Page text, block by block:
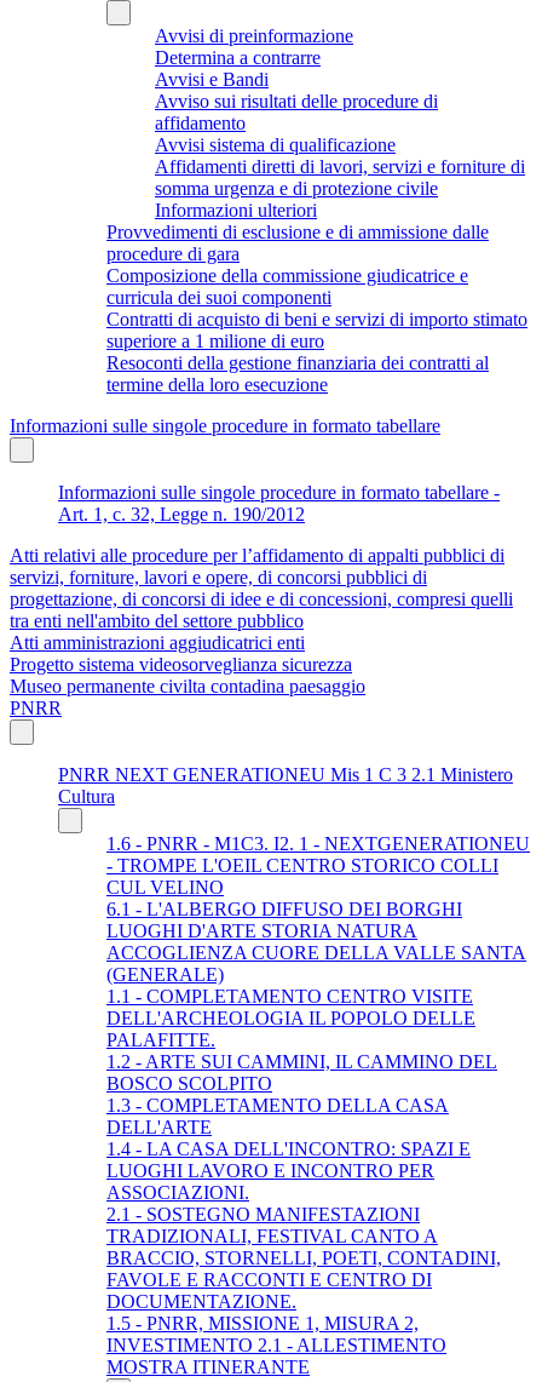
Avvisi di preinformazione
Determina a contrarre
Avvisi e Bandi
Avviso sui risultati delle procedure di
affidamento
Avvisi sistema di qualificazione
Affidamenti diretti di lavori, servizi e forniture di
somma urgenza e di protezione civile
Informazioni ulteriori
Provvedimenti di esclusione e di ammissione dalle
procedure di gara
Composizione della commissione giudicatrice e
curricula dei suoi componenti
Contratti di acquisto di beni e servizi di importo stimato
superiore a 1 milione di euro
Resoconti della gestione finanziaria dei contratti al
termine della loro esecuzione
Informazioni sulle singole procedure in formato tabellare
Informazioni sulle singole procedure in formato tabellare -
Art. 1, c. 32, Legge n. 190/2012
Atti relativi alle procedure per l’affidamento di appalti pubblici di
servizi, forniture, lavori e opere, di concorsi pubblici di
progettazione, di concorsi di idee e di concessioni, compresi quelli
tra enti nell'ambito del settore pubblico
Atti amministrazioni aggiudicatrici enti
Progetto sistema videosorveglianza sicurezza
Museo permanente civilta contadina paesaggio
PNRR
PNRR NEXT GENERATIONEU Mis 1 C 3 2.1 Ministero
Cultura
1.6 - PNRR - M1C3. I2. 1 - NEXTGENERATIONEU
- TROMPE L'OEIL CENTRO STORICO COLLI
CUL VELINO
6.1 - L'ALBERGO DIFFUSO DEI BORGHI
LUOGHI D'ARTE STORIA NATURA
ACCOGLIENZA CUORE DELLA VALLE SANTA
(GENERALE)
1.1 - COMPLETAMENTO CENTRO VISITE
DELL'ARCHEOLOGIA IL POPOLO DELLE
PALAFITTE.
1.2 - ARTE SUI CAMMINI, IL CAMMINO DEL
BOSCO SCOLPITO
1.3 - COMPLETAMENTO DELLA CASA
DELL'ARTE
1.4 - LA CASA DELL'INCONTRO: SPAZI E
LUOGHI LAVORO E INCONTRO PER
ASSOCIAZIONI.
2.1 - SOSTEGNO MANIFESTAZIONI
TRADIZIONALI, FESTIVAL CANTO A
BRACCIO, STORNELLI, POETI, CONTADINI,
FAVOLE E RACCONTI E CENTRO DI
DOCUMENTAZIONE.
1.5 - PNRR, MISSIONE 1, MISURA 2,
INVESTIMENTO 2.1 - ALLESTIMENTO
MOSTRA ITINERANTE